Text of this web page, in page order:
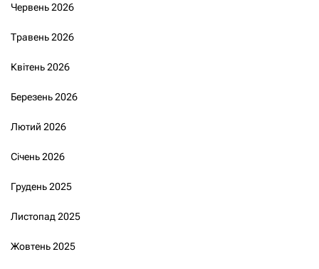
Червень 2026
Травень 2026
Квітень 2026
Березень 2026
Лютий 2026
Січень 2026
Грудень 2025
Листопад 2025
Жовтень 2025